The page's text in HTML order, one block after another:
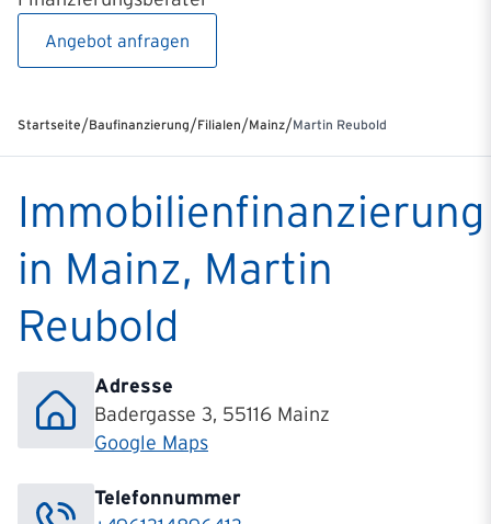
Angebot anfragen
Startseite/Baufinanzierung/Filialen/Mainz/Martin Reubold
Immobilienfinanzierung
in Mainz, Martin
Reubold
Adresse
Badergasse 3, 55116 Mainz
Google Maps
Telefonnummer